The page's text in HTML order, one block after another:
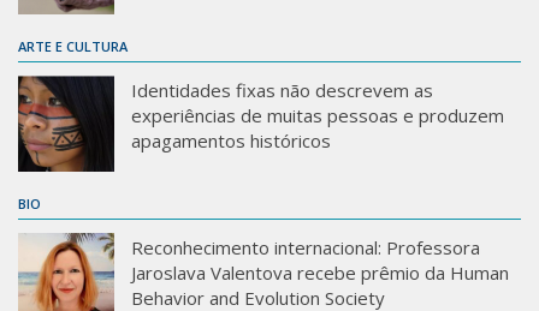
ARTE E CULTURA
Identidades fixas não descrevem as
experiências de muitas pessoas e produzem
apagamentos históricos
BIO
Reconhecimento internacional: Professora
Jaroslava Valentova recebe prêmio da Human
Behavior and Evolution Society